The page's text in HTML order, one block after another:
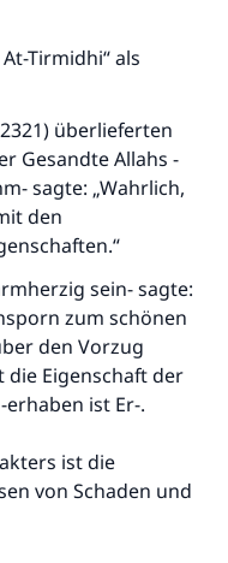
Tirmidhi“ als
überlieferten
Gesandte Allahs -
sagte: „Wahrlich,
den
sein- sagte:
zum schönen
den Vorzug
die Eigenschaft der
ist Er-.
ist die
von Schaden und